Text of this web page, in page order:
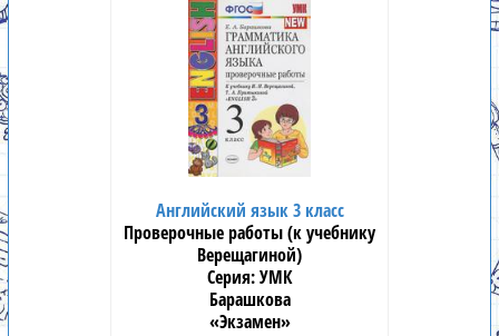
Английский язык 3 класс
Проверочные работы (к учебнику
Верещагиной)
УМК
Барашкова
«Экзамен»